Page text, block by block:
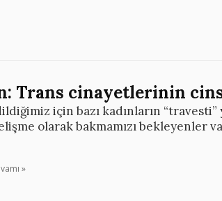
Trans cinayetlerinin
için bazı kadınların
olarak bakmamızı bekleyenler
»